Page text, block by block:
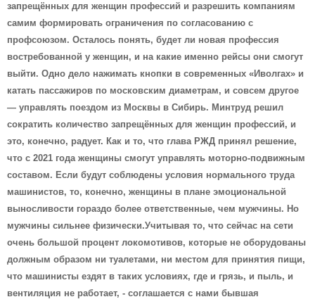
запрещённых для женщин профессий и разрешить компаниям
самим формировать ограничения по согласованию с
профсоюзом. Осталось понять, будет ли новая профессия
востребованной у женщин, и на какие именно рейсы они смогут
выйти. Одно дело нажимать кнопки в современных «Иволгах» и
катать пассажиров по московским диаметрам, и совсем другое
— управлять поездом из Москвы в Сибирь. Минтруд решил
сократить количество запрещённых для женщин профессий, и
это, конечно, радует. Как и то, что глава РЖД принял решение,
что с 2021 года женщины смогут управлять моторно-подвижным
составом. Если будут соблюдены условия нормального труда
машинистов, то, конечно, женщины в плане эмоциональной
выносливости гораздо более ответственные, чем мужчины. Но
мужчины сильнее физически.Учитывая то, что сейчас на сети
очень большой процент локомотивов, которые не оборудованы
должным образом ни туалетами, ни местом для принятия пищи,
что машинисты ездят в таких условиях, где и грязь, и пыль, и
вентиляция не работает, - соглашается с нами бывшая